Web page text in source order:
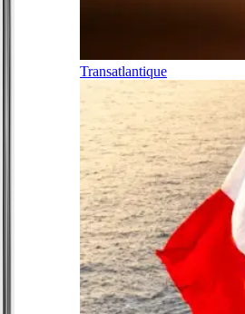
Transatlantique